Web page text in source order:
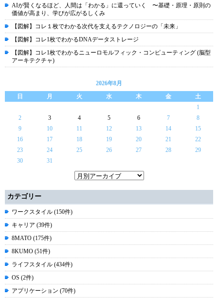
AIが賢くなるほど、人間は「わかる」に還っていく 〜基礎・原理・原則の
価値が高まり、学びが広がるしくみ
【図解】コレ１枚でわかる次代を支えるテクノロジーの「未来」
【図解】コレ1枚でわかるDNAデータストレージ
【図解】コレ1枚でわかるニューロモルフィック・コンピューティング (脳型
アーキテクチャ)
2026年8月
日
月 火 水 木 金
土
1
2
3 4 5 6 7
8
9
10 11 12 13 14
15
16
17 18 19 20 21
22
23
24 25 26 27 28
29
30
31
カテゴリー
ワークスタイル (150件)
キャリア (39件)
8MATO (175件)
8KUMO (51件)
ライフスタイル (434件)
OS (2件)
アプリケーション (70件)